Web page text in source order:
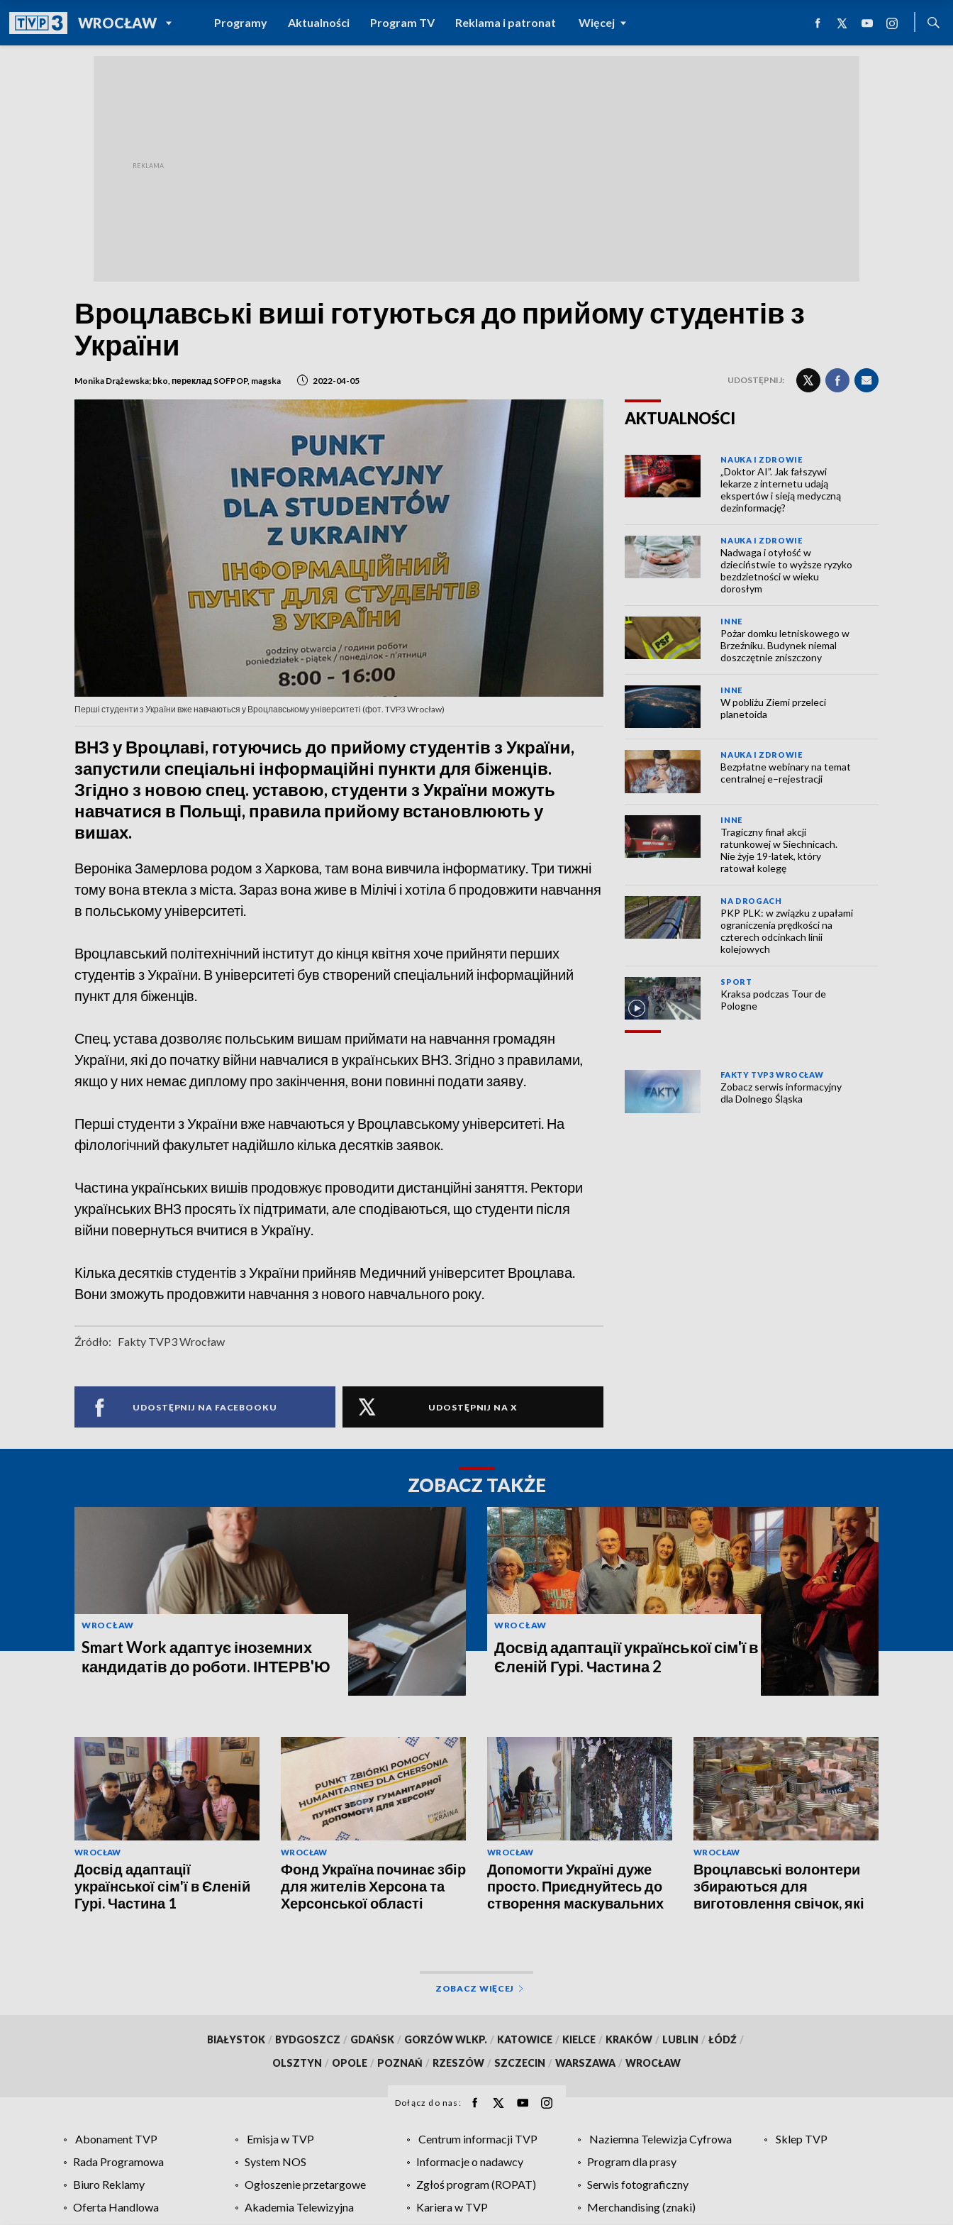
WROCŁAWPOWRÓT DO
TVP REGIONY
Programy Aktualności Program TV Reklama i patronat Więcej
Вроцлавські виші готуються до прийому студентів з
України
Monika Drążewska; bko, переклад SOFPOP, magska 2022-04-05 UDOSTĘPNIJ:
Перші студенти з України вже навчаються у Вроцлавському університеті (фот. TVP3 Wrocław)
ВНЗ у Вроцлаві, готуючись до прийому студентів з України,
запустили спеціальні інформаційні пункти для біженців.
Згідно з новою спец. уставою, студенти з України можуть
навчатися в Польщі, правила прийому встановлюють у
вишах.
Вероніка Замерлова родом з Харкова, там вона вивчила інформатику. Три тижні
тому вона втекла з міста. Зараз вона живе в Мілічі і хотіла б продовжити навчання
в польському університеті.
Вроцлавський політехнічний інститут до кінця квітня хоче прийняти перших
студентів з України. В університеті був створений спеціальний інформаційний
пункт для біженців.
Спец. устава дозволяє польським вишам приймати на навчання громадян
України, які до початку війни навчалися в українських ВНЗ. Згідно з правилами,
якщо у них немає диплому про закінчення, вони повинні подати заяву.
Перші студенти з України вже навчаються у Вроцлавському університеті. На
філологічний факультет надійшло кілька десятків заявок.
Частина українських вишів продовжує проводити дистанційні заняття. Ректори
українських ВНЗ просять їх підтримати, але сподіваються, що студенти після
війни повернуться вчитися в Україну.
Кілька десятків студентів з України прийняв Медичний університет Вроцлава.
Вони зможуть продовжити навчання з нового навчального року.
Źródło: Fakty TVP3 Wrocław
UDOSTĘPNIJ NA FACEBOOKU UDOSTĘPNIJ NA X
AKTUALNOŚCI
NAUKA I ZDROWIE
„Doktor AI”. Jak fałszywi
lekarze z internetu udają
ekspertów i sieją medyczną
dezinformację?
NAUKA I ZDROWIE
Nadwaga i otyłość w
dzieciństwie to wyższe ryzyko
bezdzietności w wieku
dorosłym
INNE
Pożar domku letniskowego w
Brzeźniku. Budynek niemal
doszczętnie zniszczony
INNE
W pobliżu Ziemi przeleci
planetoida
NAUKA I ZDROWIE
Bezpłatne webinary na temat
centralnej e–rejestracji
INNE
Tragiczny finał akcji
ratunkowej w Siechnicach.
Nie żyje 19-latek, który
ratował kolegę
NA DROGACH
PKP PLK: w związku z upałami
ograniczenia prędkości na
czterech odcinkach linii
kolejowych
SPORT
Kraksa podczas Tour de
Pologne
FAKTY TVP3 WROCŁAW
Zobacz serwis informacyjny
dla Dolnego Śląska
ZOBACZ TAKŻE
WROCŁAW
Smart Work адаптує іноземних
кандидатів до роботи. ІНТЕРВ'Ю
WROCŁAW
Досвід адаптації української сім'ї в
Єленій Гурі. Частина 2
WROCŁAW
Досвід адаптації
української сім'ї в Єленій
Гурі. Частина 1
WROCŁAW
Фонд Україна починає збір
для жителів Херсона та
Херсонської області
WROCŁAW
Допомогти Україні дуже
просто. Приєднуйтесь до
створення маскувальних
WROCŁAW
Вроцлавські волонтери
збираються для
виготовлення свічок, які
ZOBACZ WIĘCEJ
BIAŁYSTOK / BYDGOSZCZ / GDAŃSK / GORZÓW WLKP. / KATOWICE / KIELCE / KRAKÓW / LUBLIN / ŁÓDŹ /
OLSZTYN / OPOLE / POZNAŃ / RZESZÓW / SZCZECIN / WARSZAWA / WROCŁAW
Dołącz do nas:
Abonament TVP Emisja w TVP Centrum informacji TVP Naziemna Telewizja Cyfrowa
Sklep TVP
Rada Programowa
System NOS Informacje o nadawcy
Program dla prasy
Biuro Reklamy
Ogłoszenie przetargowe Zgłoś program (ROPAT)
Serwis fotograficzny
Oferta Handlowa
Akademia Telewizyjna Kariera w TVP
Merchandising (znaki)